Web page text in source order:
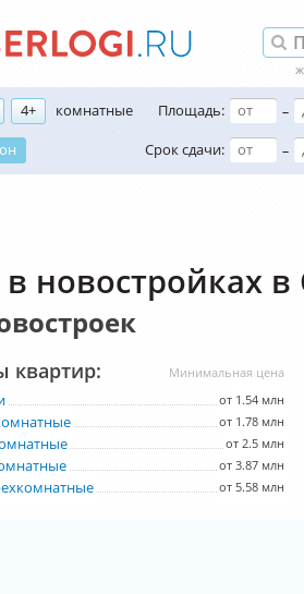
4+
комнатные
Площадь:
–
Срок сдачи:
–
новостройках в
Минимальная цена
квартир:
от 1.54 млн
от 1.78 млн
от 2.5 млн
от 3.87 млн
от 5.58 млн